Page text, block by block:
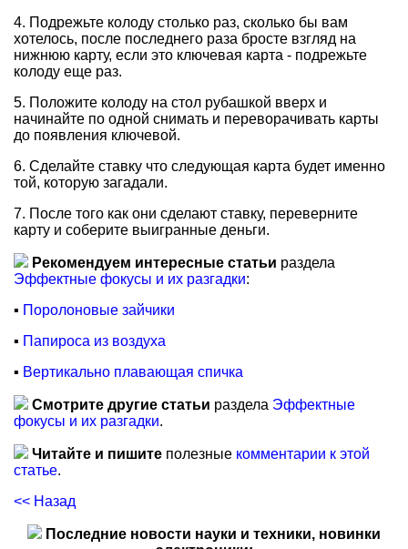
4. Подрежьте колоду столько раз, сколько бы вам
хотелось, после последнего раза бросте взгляд на
нижнюю карту, если это ключевая карта - подрежьте
колоду еще раз.
5. Положите колоду на стол рубашкой вверх и
начинайте по одной снимать и переворачивать карты
до появления ключевой.
6. Сделайте ставку что следующая карта будет именно
той, которую загадали.
7. После того как они сделают ставку, переверните
карту и соберите выигранные деньги.
Рекомендуем интересные статьи раздела
Эффектные фокусы и их разгадки:
▪ Поролоновые зайчики
▪ Папироса из воздуха
▪ Вертикально плавающая спичка
Смотрите другие статьи раздела Эффектные
фокусы и их разгадки.
Читайте и пишите полезные комментарии к этой
статье.
<< Назад
Последние новости науки и техники, новинки